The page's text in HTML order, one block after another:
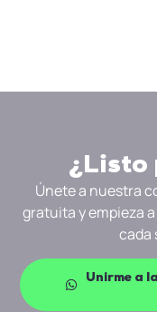
¿Listo
Únete a nuestra
gratuita y empieza
cada
Unirme a